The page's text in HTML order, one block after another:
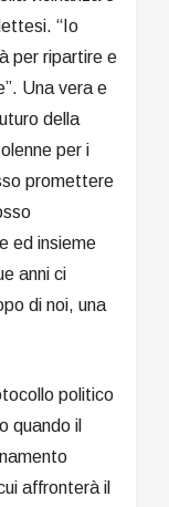
“Io
per ripartire e
Una vera e
della
per i
promettere
ed insieme
anni ci
di noi, una
politico
quando il
affronterà il